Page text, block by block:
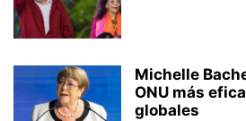
Michelle
ONU más
globales